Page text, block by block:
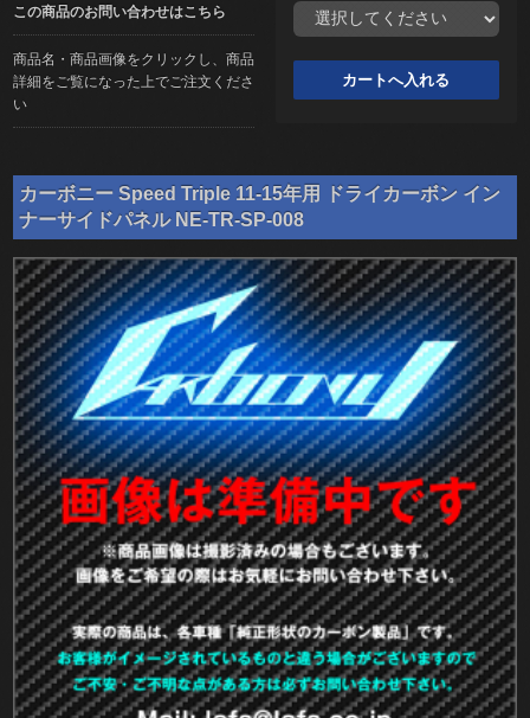
この商品のお問い合わせはこちら
商品名・商品画像をクリックし、商品
詳細をご覧になった上でご注文くださ
い
カーボニー Speed Triple 11-15年用 ドライカーボン イン
ナーサイドパネル NE-TR-SP-008